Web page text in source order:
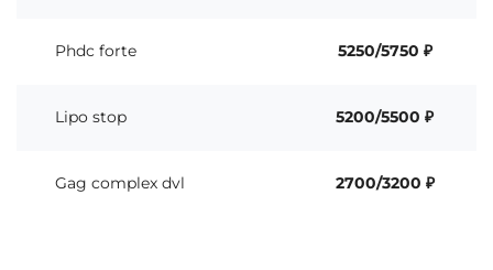
Phdc forte 5250/5750 ₽
Lipo stop 5200/5500 ₽
Gag complex dvl 2700/3200 ₽